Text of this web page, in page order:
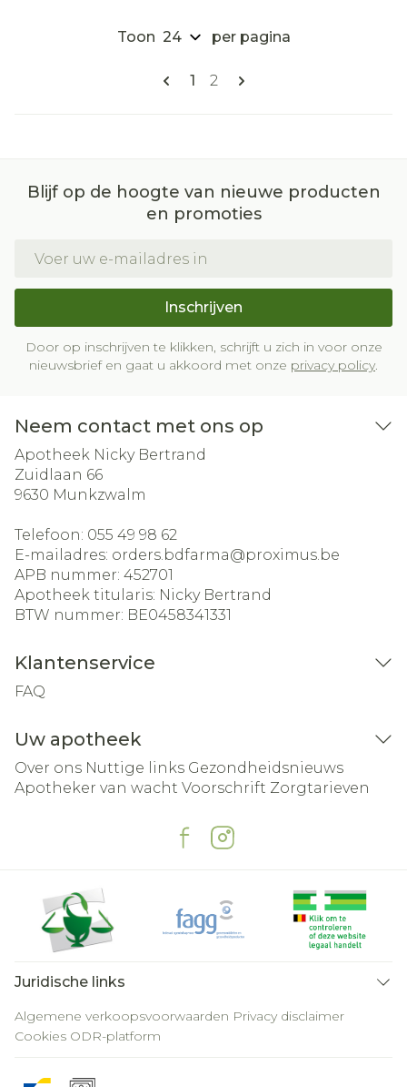
Pagina's
U lees momenteel pagina
1 Pagina
2
Toon per pagina
Blijf op de hoogte van nieuwe producten
en promoties
Inschrijven
Door op inschrijven te klikken, schrijft u zich in voor onze
nieuwsbrief en gaat u akkoord met onze privacy policy.
Neem contact met ons op
Apotheek Nicky Bertrand
Zuidlaan 66
9630 Munkzwalm
Telefoon: 055 49 98 62
E-mailadres: orders.bdfarma@proximus.be
APB nummer: 452701
Apotheek titularis: Nicky Bertrand
BTW nummer: BE0458341331
Klantenservice
FAQ
Uw apotheek
Over ons Nuttige links Gezondheidsnieuws
Apotheker van wacht Voorschrift Zorgtarieven
Juridische links
Algemene verkoopsvoorwaarden Privacy disclaimer
Cookies ODR-platform